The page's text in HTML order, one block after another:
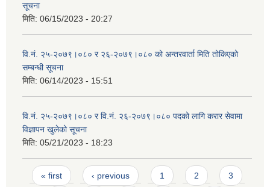
सूचना
मिति: 06/15/2023 - 20:27
वि.नं. २५-२०७९।०८० र २६-२०७९।०८० को अन्तरवार्ता मिति तोकिएको
सम्बन्धी सूचना
मिति: 06/14/2023 - 15:51
वि.नं. २५-२०७९।०८० र वि.नं. २६-२०७९।०८० पदको लागि करार सेवामा
विज्ञापन खुलेको सूचना
मिति: 05/21/2023 - 18:23
Pages
« first ‹ previous 1 2 3